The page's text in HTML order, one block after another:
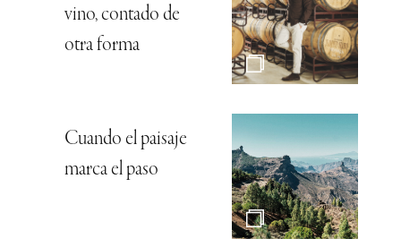
vino, contado de
otra forma
Cuando el paisaje
marca el paso